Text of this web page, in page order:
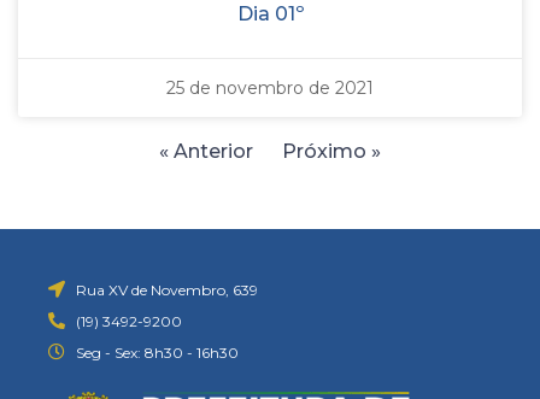
Dia 01º
25 de novembro de 2021
« Anterior Próximo »
Rua XV de Novembro, 639
(19) 3492-9200
Seg - Sex: 8h30 - 16h30